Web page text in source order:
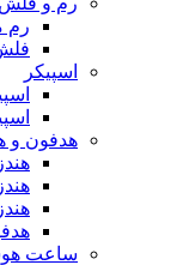
رم
اسپیکر
هدفون و
ساعت